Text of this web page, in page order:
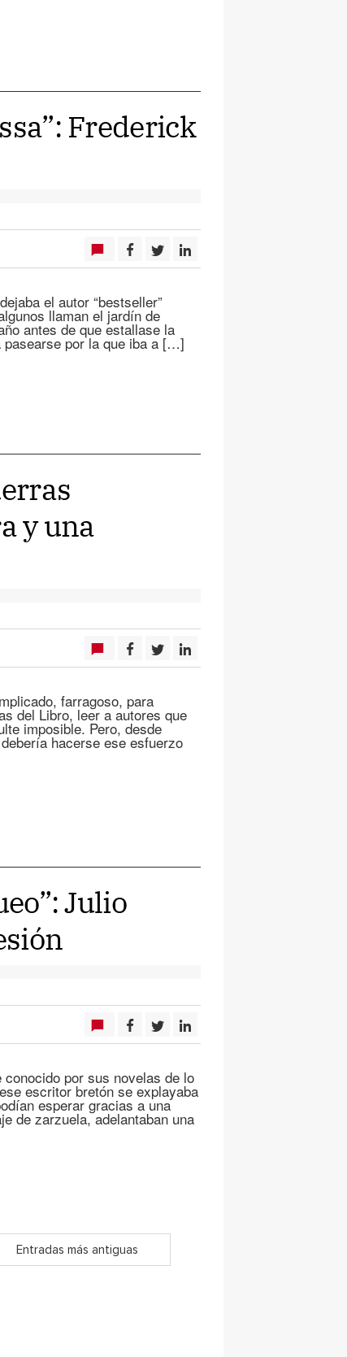
Frederick
el autor “bestseller”
llaman el jardín de
antes de que estallase la
pasearse por la que iba a […]
y una
farragoso, para
del Libro, leer a autores que
imposible. Pero, desde
hacerse ese esfuerzo
Julio
por sus novelas de lo
escritor bretón se explayaba
esperar gracias a una
de zarzuela, adelantaban una
Entradas más antiguas